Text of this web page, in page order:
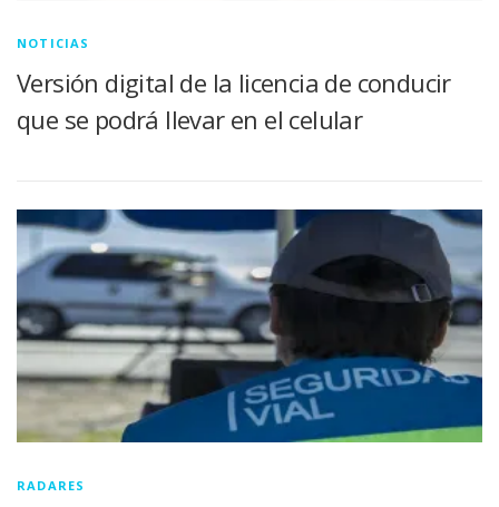
NOTICIAS
Versión digital de la licencia de conducir
que se podrá llevar en el celular
RADARES